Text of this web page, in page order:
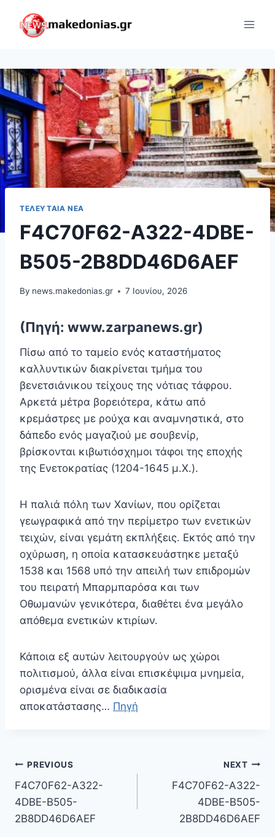
content
ΤΕΛΕΥΤΑΊΑ ΝΈΑ
F4C70F62-A322-4DBE-
B505-2B8DD46D6AEF
By news.makedonias.gr 7 Ιουνίου, 2026
(Πηγή: www.zarpanews.gr)
Πίσω από το ταμείο ενός καταστήματος
καλλυντικών διακρίνεται τμήμα του
βενετσιάνικου τείχους της νότιας τάφρου.
Αρκετά μέτρα βορειότερα, κάτω από
κρεμάστρες με ρούχα και αναμνηστικά, στο
δάπεδο ενός μαγαζιού με σουβενίρ,
βρίσκονται κιβωτιόσχημοι τάφοι της εποχής
της Ενετοκρατίας (1204-1645 μ.Χ.).
Η παλιά πόλη των Χανίων, που ορίζεται
γεωγραφικά από την περίμετρο των ενετικών
τειχών, είναι γεμάτη εκπλήξεις. Εκτός από την
οχύρωση, η οποία κατασκευάστηκε μεταξύ
1538 και 1568 υπό την απειλή των επιδρομών
του πειρατή Μπαρμπαρόσα και των
Οθωμανών γενικότερα, διαθέτει ένα μεγάλο
απόθεμα ενετικών κτιρίων.
Κάποια εξ αυτών λειτουργούν ως χώροι
πολιτισμού, άλλα είναι επισκέψιμα μνημεία,
ορισμένα είναι σε διαδικασία
αποκατάστασης… Πηγή
Πλοήγηση
άρθρων
PREVIOUS
F4C70F62-A322-
4DBE-B505-
2B8DD46D6AEF
NEXT
F4C70F62-A322-
4DBE-B505-
2B8DD46D6AEF